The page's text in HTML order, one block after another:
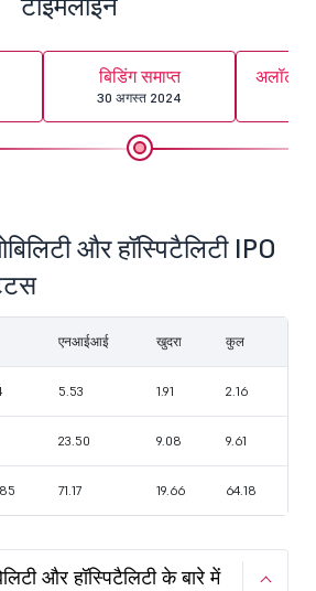
बिडिंग समाप्त
30 अगस्त 2024
और हॉस्पिटैलिटी IPO
एनआईआई खुदरा कुल
5.53 1.91 2.16
23.50 9.08 9.61
71.17 19.66 64.18
और हॉस्पिटैलिटी के बारे में